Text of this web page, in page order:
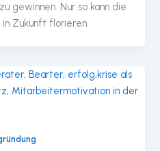
gewinnen. Nur so kann die
Zukunft florieren.